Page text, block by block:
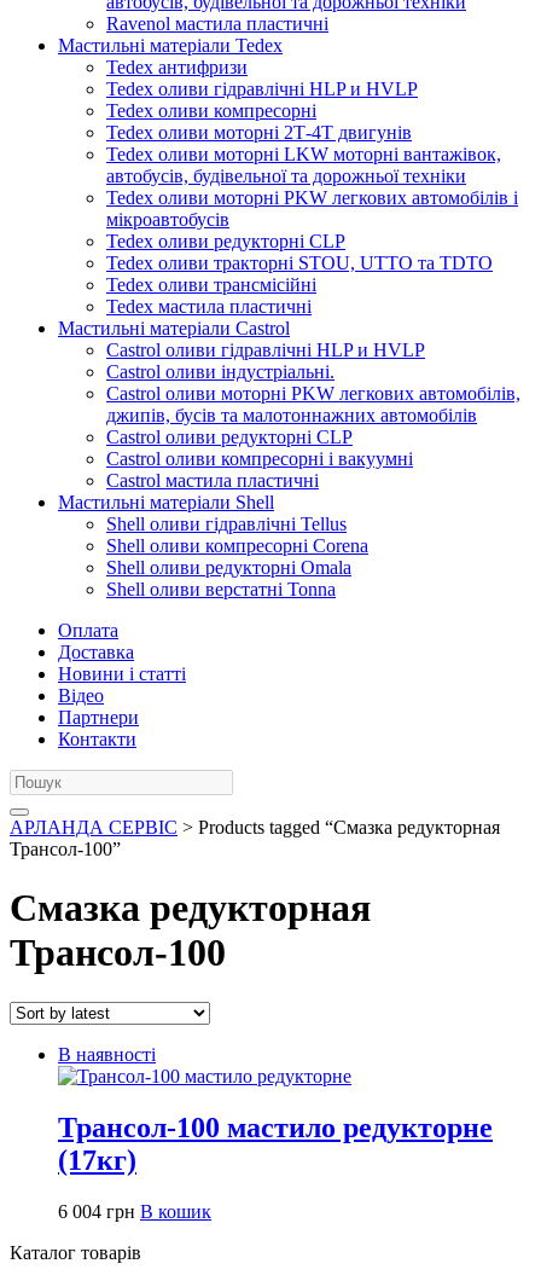
Ravenol мастила пластичні
Мастильні матеріали Tedex
Tedex антифризи
Tedex оливи гідравлічні HLP и HVLP
Tedex оливи компресорні
Tedex оливи моторні 2Т-4Т двигунів
Tedex оливи моторні LKW моторні вантажівок,
автобусів, будівельної та дорожньої техніки
Tedex оливи моторні PKW легкових автомобілів і
мікроавтобусів
Tedex оливи редукторні CLP
Tedex оливи тракторні STOU, UTTO та TDTO
Tedex оливи трансмісійні
Tedex мастила пластичні
Мастильні матеріали Castrol
Castrol оливи гідравлічні HLP и HVLP
Castrol оливи індустріальні.
Castrol оливи моторні PKW легкових автомобілів,
джипів, бусів та малотоннажних автомобілів
Castrol оливи редукторні CLP
Castrol оливи компресорні і вакуумні
Castrol мастила пластичні
Мастильні матеріали Shell
Shell оливи гідравлічні Tellus
Shell оливи компресорні Corena
Shell оливи редукторні Omala
Shell оливи верстатні Tonna
Оплата
Доставка
Новини і статті
Відео
Партнери
Контакти
АРЛАНДА СЕРВІС > Products tagged “Смазка редукторная
Трансол-100”
Смазка редукторная
Трансол-100
В наявності
Трансол-100 мастило редукторне
(17кг)
6 004 грн В кошик
Каталог товарів